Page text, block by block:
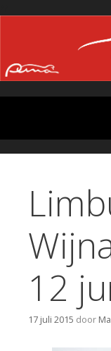
12
17 juli 2015 door